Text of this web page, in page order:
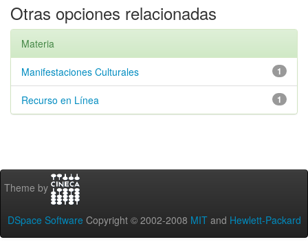
Otras opciones relacionadas
Materia
1
Manifestaciones Culturales
1
Recurso en Línea
Theme by
DSpace Software Copyright © 2002-2008 MIT and Hewlett-Packard